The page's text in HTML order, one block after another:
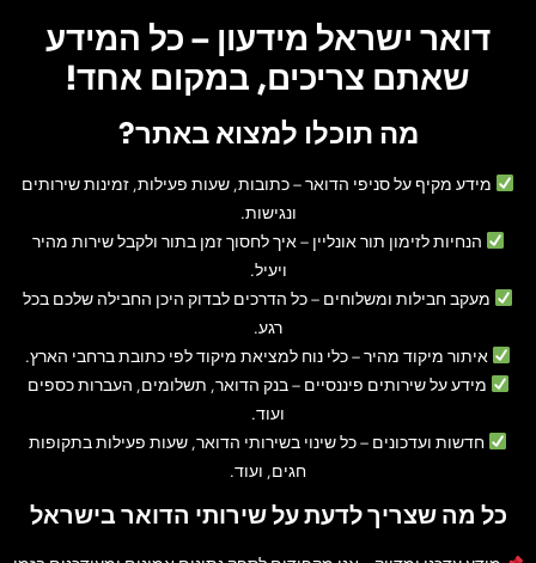
דואר ישראל מידעון – כל המידע
שאתם צריכים, במקום אחד!
מה תוכלו למצוא באתר?
מידע מקיף על סניפי הדואר– כתובות, שעות פעילות, זמינות שירותים
ונגישות.
הנחיות לזימון תור אונליין – איך לחסוך זמן בתור ולקבל שירות מהיר
ויעיל.
מעקב חבילות ומשלוחים – כל הדרכים לבדוק היכן החבילה שלכם בכל
רגע.
איתור מיקוד מהיר– כלי נוח למציאת מיקוד לפי כתובת ברחבי הארץ.
מידע על שירותים פיננסיים – בנק הדואר, תשלומים, העברות כספים
ועוד.
חדשות ועדכונים – כל שינוי בשירותי הדואר, שעות פעילות בתקופות
חגים, ועוד.
כל מה שצריך לדעת על שירותי הדואר בישראל